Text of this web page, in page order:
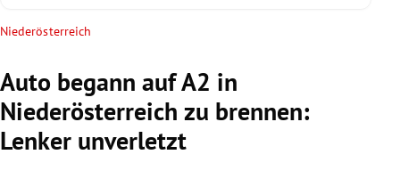
Niederösterreich
Auto begann auf A2 in
Niederösterreich zu brennen:
Lenker unverletzt